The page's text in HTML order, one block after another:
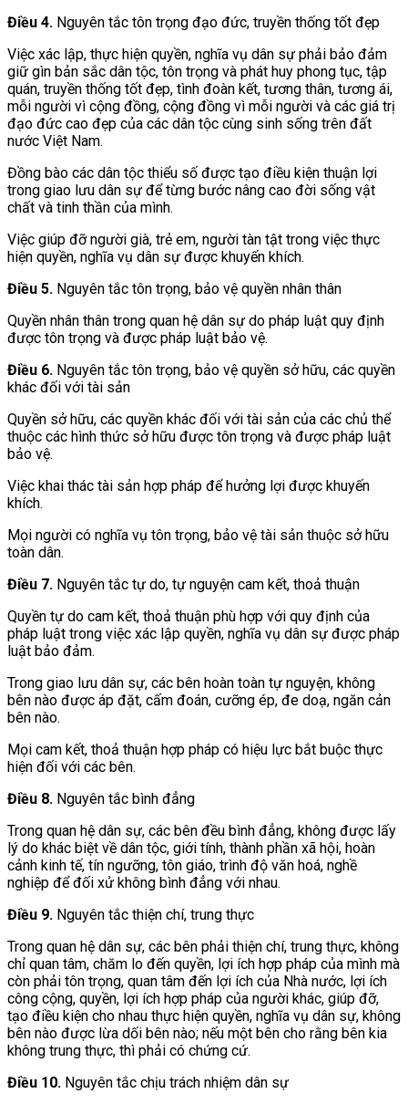
Điều 4. Nguyên tắc tôn trọng đạo đức, truyền thống tốt đẹp
Việc xác lập, thực hiện quyền, nghĩa vụ dân sự phải bảo đảm
giữ gìn bản sắc dân tộc, tôn trọng và phát huy phong tục, tập
quán, truyền thống tốt đẹp, tình đoàn kết, tương thân, tương ái,
mỗi người vì cộng đồng, cộng đồng vì mỗi người và các giá trị
đạo đức cao đẹp của các dân tộc cùng sinh sống trên đất
nước Việt Nam.
Đồng bào các dân tộc thiểu số được tạo điều kiện thuận lợi
trong giao lưu dân sự để từng bước nâng cao đời sống vật
chất và tinh thần của mình.
Việc giúp đỡ người già, trẻ em, người tàn tật trong việc thực
hiện quyền, nghĩa vụ dân sự được khuyến khích.
Điều 5. Nguyên tắc tôn trọng, bảo vệ quyền nhân thân
Quyền nhân thân trong quan hệ dân sự do pháp luật quy định
được tôn trọng và được pháp luật bảo vệ.
Điều 6. Nguyên tắc tôn trọng, bảo vệ quyền sở hữu, các quyền
khác đối với tài sản
Quyền sở hữu, các quyền khác đối với tài sản của các chủ thể
thuộc các hình thức sở hữu được tôn trọng và được pháp luật
bảo vệ.
Việc khai thác tài sản hợp pháp để hưởng lợi được khuyến
khích.
Mọi người có nghĩa vụ tôn trọng, bảo vệ tài sản thuộc sở hữu
toàn dân.
Điều 7. Nguyên tắc tự do, tự nguyện cam kết, thoả thuận
Quyền tự do cam kết, thoả thuận phù hợp với quy định của
pháp luật trong việc xác lập quyền, nghĩa vụ dân sự được pháp
luật bảo đảm.
Trong giao lưu dân sự, các bên hoàn toàn tự nguyện, không
bên nào được áp đặt, cấm đoán, cưỡng ép, đe doạ, ngăn cản
bên nào.
Mọi cam kết, thoả thuận hợp pháp có hiệu lực bắt buộc thực
hiện đối với các bên.
Điều 8. Nguyên tắc bình đẳng
Trong quan hệ dân sự, các bên đều bình đẳng, không được lấy
lý do khác biệt về dân tộc, giới tính, thành phần xã hội, hoàn
cảnh kinh tế, tín ngưỡng, tôn giáo, trình độ văn hoá, nghề
nghiệp để đối xử không bình đẳng với nhau.
Điều 9. Nguyên tắc thiện chí, trung thực
Trong quan hệ dân sự, các bên phải thiện chí, trung thực, không
chỉ quan tâm, chăm lo đến quyền, lợi ích hợp pháp của mình mà
còn phải tôn trọng, quan tâm đến lợi ích của Nhà nước, lợi ích
công cộng, quyền, lợi ích hợp pháp của người khác, giúp đỡ,
tạo điều kiện cho nhau thực hiện quyền, nghĩa vụ dân sự, không
bên nào được lừa dối bên nào; nếu một bên cho rằng bên kia
không trung thực, thì phải có chứng cứ.
Điều 10. Nguyên tắc chịu trách nhiệm dân sự